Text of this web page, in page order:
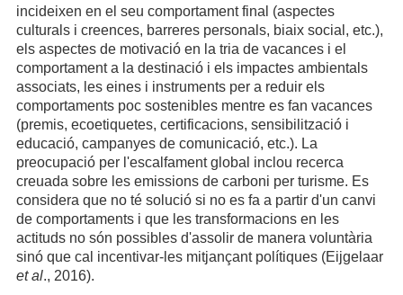
incideixen en el seu comportament final (aspectes
culturals i creences, barreres personals, biaix social, etc.),
els aspectes de motivació en la tria de vacances i el
comportament a la destinació i els impactes ambientals
associats, les eines i instruments per a reduir els
comportaments poc sostenibles mentre es fan vacances
(premis, ecoetiquetes, certificacions, sensibilització i
educació, campanyes de comunicació, etc.). La
preocupació per l'escalfament global inclou recerca
creuada sobre les emissions de carboni per turisme. Es
considera que no té solució si no es fa a partir d'un canvi
de comportaments i que les transformacions en les
actituds no són possibles d'assolir de manera voluntària
sinó que cal incentivar-les mitjançant polítiques (Eijgelaar
et al., 2016).